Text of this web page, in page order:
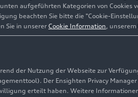
aufgeführten Kategorien von
beachten Sie bitte die "Cookie-
Sie in unserer Cookie Information, unserem
der Nutzung der Webseite zur
Der Ensighten Privacy
erteilt haben. Weitere